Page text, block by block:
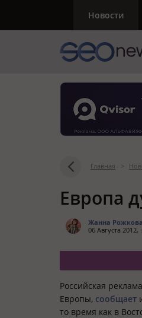
Новости
Главная >
Европа
Жанна Рожкова
06 Августа 2012,
Российская
Европы, сообщает
то время как в